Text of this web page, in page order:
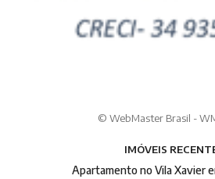
© WebMaster Brasil -
IMÓVEIS
Apartamento no Vila Xavier